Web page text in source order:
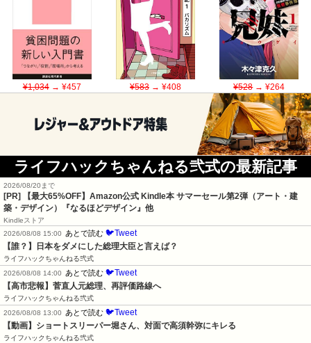
¥1,034→ ¥457 ¥583→ ¥408 ¥528→ ¥264
ライフハックちゃんねる弐式の最新記事
2026/08/20まで
[PR]
【最大65%OFF】Amazon公式 Kindle本 サマーセール第2弾（アート・建
築・デザイン）『なるほどデザイン』他
Kindleストア
2026/08/08 15:00
あとで読む 🐦Tweet
【誰？】日本をダメにした総理大臣と言えば？
ライフハックちゃんねる弐式
2026/08/08 14:00
あとで読む 🐦Tweet
【高市悲報】菅直人元総理、再評価路線へ
ライフハックちゃんねる弐式
2026/08/08 13:00
あとで読む 🐦Tweet
【動画】ショートスリーパー堀さん、対面で高須幹弥にキレる
ライフハックちゃんねる弐式